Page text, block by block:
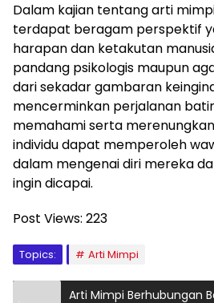
Dalam kajian tentang arti
terdapat beragam perspektif
harapan dan ketakutan
pandang psikologis maupun
dari sekadar gambaran
mencerminkan perjalanan
memahami serta
individu dapat memperoleh
dalam mengenai diri mereka
ingin dicapai.
Post Views: 223
Topics: Arti Mimpi
Arti Mimpi Berhubungan